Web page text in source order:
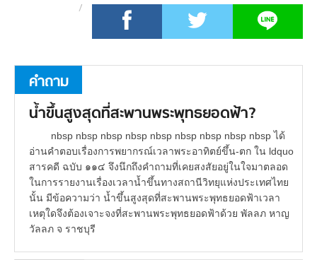
คำถาม
น้ำขึ้นสูงสุดที่สะพานพระพุทธยอดฟ้า?
nbsp nbsp nbsp nbsp nbsp nbsp nbsp nbsp nbsp ได้
อ่านคำตอบเรื่องการพยากรณ์เวลาพระอาทิตย์ขึ้น-ตก ใน ldquo
สารคดี ฉบับ ๑๑๔ จึงนึกถึงคำถามที่เคยสงสัยอยู่ในใจมาตลอด
ในการรายงานเรื่องเวลาน้ำขึ้นทางสถานีวิทยุแห่งประเทศไทย
นั้น มีข้อความว่า น้ำขึ้นสูงสุดที่สะพานพระพุทธยอดฟ้าเวลา
เหตุใดจึงต้องเจาะจงที่สะพานพระพุทธยอดฟ้าด้วย พัลลภ หาญ
วัลลภ จ ราชบุรี